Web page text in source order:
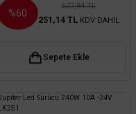
%60
627,84 TL
251,14 TL KDV DAHİL
Sepete Ekle